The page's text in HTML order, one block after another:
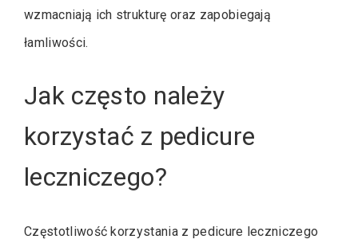
wzmacniają ich strukturę oraz zapobiegają
łamliwości.
Jak często należy
korzystać z pedicure
leczniczego?
Częstotliwość korzystania z pedicure leczniczego